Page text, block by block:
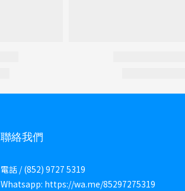
聯絡我們
電話 / (852) 9727 5319
Whatsapp: https://wa.me/85297275319